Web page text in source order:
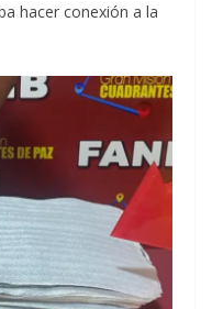
hacer conexión a la